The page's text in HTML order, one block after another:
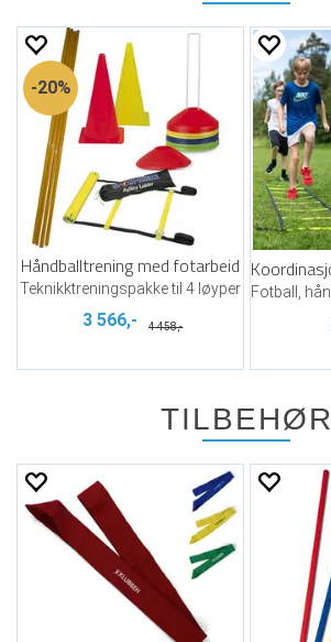
20%
Håndballtrening med fotarbeid
Teknikktreningspakke til 4 løyper
3 566,- 4 458,-
TILBEHØR